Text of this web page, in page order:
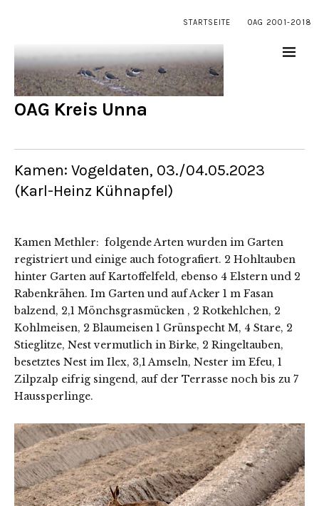
STARTSEITE OAG 2001-2018
OAG Kreis Unna
Kamen: Vogeldaten, 03./04.05.2023
(Karl-Heinz Kühnapfel)
Kamen Methler: folgende Arten wurden im Garten
registriert und einige auch fotografiert. 2 Hohltauben
hinter Garten auf Kartoffelfeld, ebenso 4 Elstern und 2
Rabenkrähen. Im Garten und auf Acker 1 m Fasan
balzend, 2,1 Mönchsgrasmücken , 2 Rotkehlchen, 2
Kohlmeisen, 2 Blaumeisen 1 Grünspecht M, 4 Stare, 2
Stieglitze, Nest vermutlich in Birke, 2 Ringeltauben,
besetztes Nest im Ilex, 3,1 Amseln, Nester im Efeu, 1
Zilpzalp eifrig singend, auf der Terrasse noch bis zu 7
Haussperlinge.